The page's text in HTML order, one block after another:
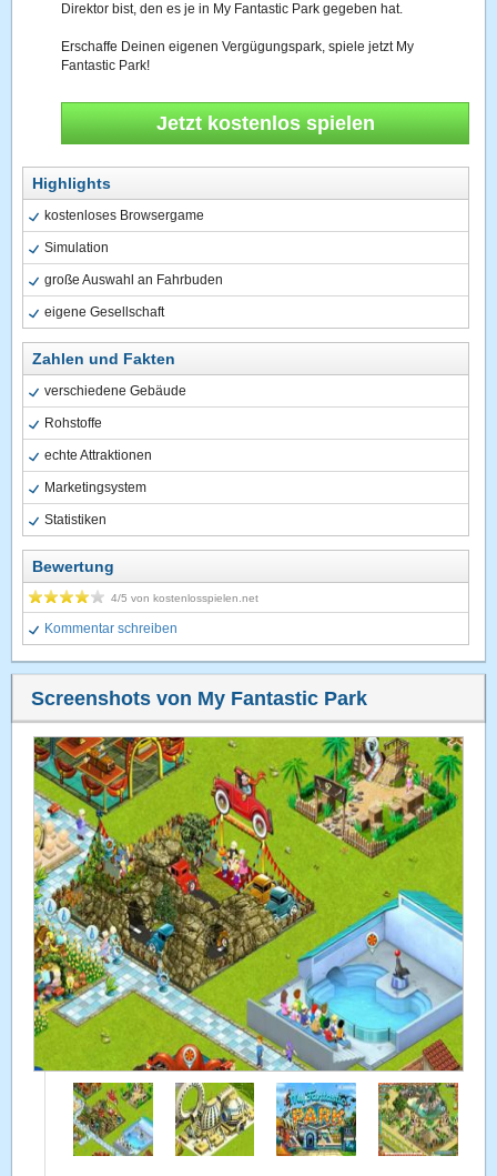
Direktor bist, den es je in My Fantastic Park gegeben hat.
Erschaffe Deinen eigenen Vergügungspark, spiele jetzt My
Fantastic Park!
Jetzt kostenlos spielen
Highlights
kostenloses Browsergame
Simulation
große Auswahl an Fahrbuden
eigene Gesellschaft
Zahlen und Fakten
verschiedene Gebäude
Rohstoffe
echte Attraktionen
Marketingsystem
Statistiken
Bewertung
4/5 vonkostenlosspielen.net
Kommentar schreiben
Screenshots von My Fantastic Park